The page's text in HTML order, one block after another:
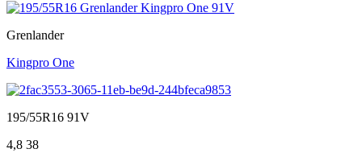
Grenlander
Kingpro One
195/55R16 91V
4,8 38